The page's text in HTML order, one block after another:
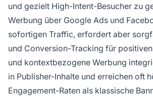
und gezielt High-Intent-Besucher zu
Werbung über Google Ads und
sofortigen Traffic, erfordert aber
und Conversion-Tracking für
und kontextbezogene Werbung
in Publisher-Inhalte und erreichen oft
Engagement-Raten als klassische